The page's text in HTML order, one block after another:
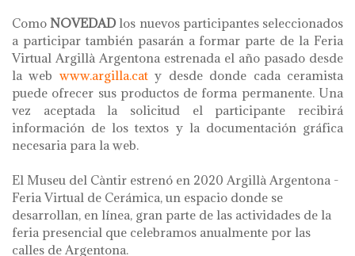
ComoNOVEDADlos nuevos participantes seleccionados
a participar también pasarán a formar parte de la Feria
Virtual Argillà Argentona estrenada el año pasado desde
la web www.argilla.caty desde donde cada ceramista
puede ofrecer sus productos de forma permanente. Una
vez aceptada la solicitud el participante recibirá
información de los textos y la documentación gráfica
necesaria para la web.
El Museu del Càntir estrenó en 2020 Argillà Argentona -
Feria Virtual de Cerámica, un espacio donde se
desarrollan, en línea, gran parte de las actividades de la
feria presencial que celebramos anualmente por las
calles de Argentona.